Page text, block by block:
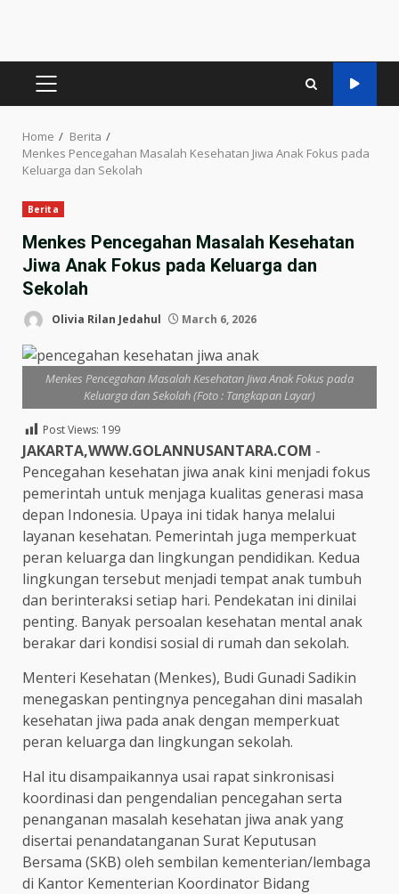
PRIMARY
Home
Berita
Menkes Pencegahan Masalah Kesehatan Jiwa Anak Fokus pada
Keluarga dan Sekolah
Berita
Menkes Pencegahan Masalah Kesehatan
Jiwa Anak Fokus pada Keluarga dan
Sekolah
Olivia Rilan Jedahul March 6, 2026
Menkes Pencegahan Masalah Kesehatan Jiwa Anak Fokus pada
Keluarga dan Sekolah (Foto : Tangkapan Layar)
Post Views: 199
JAKARTA,WWW.GOLANNUSANTARA.COM -
Pencegahan kesehatan jiwa anak kini menjadi fokus
pemerintah untuk menjaga kualitas generasi masa
depan Indonesia. Upaya ini tidak hanya melalui
layanan kesehatan. Pemerintah juga memperkuat
peran keluarga dan lingkungan pendidikan. Kedua
lingkungan tersebut menjadi tempat anak tumbuh
dan berinteraksi setiap hari. Pendekatan ini dinilai
penting. Banyak persoalan kesehatan mental anak
berakar dari kondisi sosial di rumah dan sekolah.
Menteri Kesehatan (Menkes), Budi Gunadi Sadikin
menegaskan pentingnya pencegahan dini masalah
kesehatan jiwa pada anak dengan memperkuat
peran keluarga dan lingkungan sekolah.
Hal itu disampaikannya usai rapat sinkronisasi
koordinasi dan pengendalian pencegahan serta
penanganan masalah kesehatan jiwa anak yang
disertai penandatanganan Surat Keputusan
Bersama (SKB) oleh sembilan kementerian/lembaga
di Kantor Kementerian Koordinator Bidang